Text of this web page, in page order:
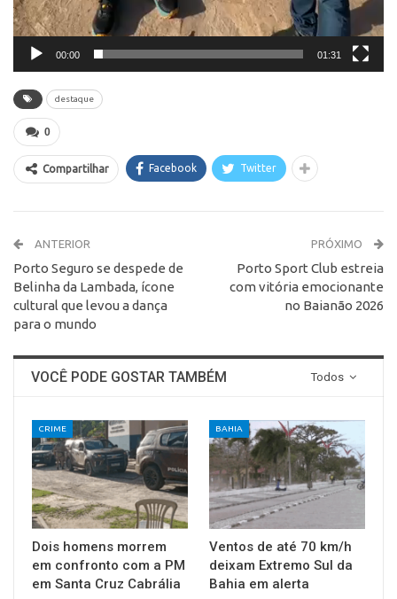
00:00 01:31
destaque
0
Compartilhar Facebook Twitter
ANTERIOR
Porto Seguro se despede de
Belinha da Lambada, ícone
cultural que levou a dança
para o mundo
PRÓXIMO
Porto Sport Club estreia
com vitória emocionante
no Baianão 2026
Todos
VOCÊ PODE GOSTAR TAMBÉM
CRIME
Dois homens morrem
em confronto com a PM
em Santa Cruz Cabrália
BAHIA
Ventos de até 70 km/h
deixam Extremo Sul da
Bahia em alerta